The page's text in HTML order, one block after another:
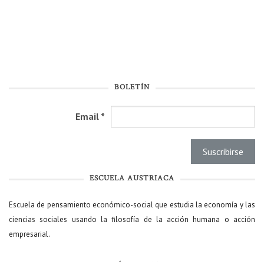
BOLETÍN
Email *
ESCUELA AUSTRIACA
Escuela de pensamiento económico-social que estudia la economía y las
ciencias sociales usando la filosofía de la acción humana o acción
empresarial.